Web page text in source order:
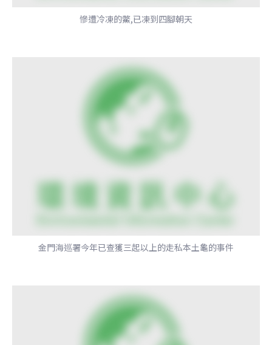
慘遭冷凍的鱉,已凍到四腳朝天
金門海巡署今年已查獲三起以上的走私本土龜的事件